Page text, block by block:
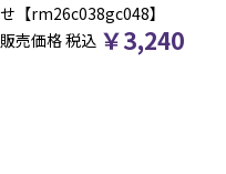
せ【rm26c038gc048】
販売価格税込 ￥3,240